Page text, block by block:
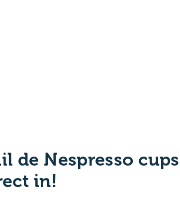
de Nespresso cups
in!